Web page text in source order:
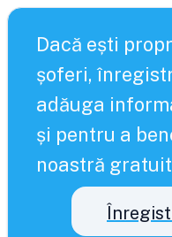
Dacă ești
șoferi,
adăuga
și pentru a
noastră